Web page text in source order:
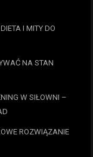
I MITY DO
NA STAN
W SIŁOWNI –
ROZWIĄZANIE